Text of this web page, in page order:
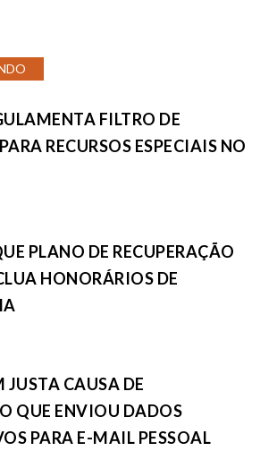
FILTRO DE
RECURSOS ESPECIAIS NO
PLANO DE RECUPERAÇÃO
HONORÁRIOS DE
CAUSA DE
QUE ENVIOU DADOS
PARA E-MAIL PESSOAL